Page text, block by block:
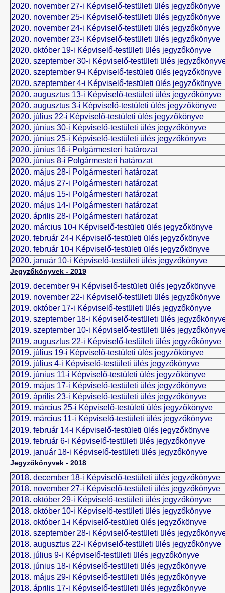
2020. november 27-i Képviselő-testületi ülés jegyzőkönyve
2020. november 25-i Képviselő-testületi ülés jegyzőkönyve
2020. november 24-i Képviselő-testületi ülés jegyzőkönyve
2020. november 23-i Képviselő-testületi ülés jegyzőkönyve
2020. október 19-i Képviselő-testületi ülés jegyzőkönyve
2020. szeptember 30-i Képviselő-testületi ülés
2020. szeptember 9-i Képviselő-testületi ülés jegyzőkönyve
2020. szeptember 4-i Képviselő-testületi ülés jegyzőkönyve
2020. augusztus 13-i Képviselő-testületi ülés jegyzőkönyve
2020. augusztus 3-i Képviselő-testületi ülés jegyzőkönyve
2020. július 22-i Képviselő-testületi ülés jegyzőkönyve
2020. június 30-i Képviselő-testületi ülés jegyzőkönyve
2020. június 25-i Képviselő-testületi ülés jegyzőkönyve
2020. június 16-i Polgármesteri határozat
2020. június 8-i Polgármesteri határozat
2020. május 28-i Polgármesteri határozat
2020. május 27-i Polgármesteri határozat
2020. május 15-i Polgármesteri határozat
2020. május 14-i Polgármesteri határozat
2020. április 28-i Polgármesteri határozat
2020. március 10-i Képviselő-testületi ülés jegyzőkönyve
2020. február 24-i Képviselő-testületi ülés jegyzőkönyve
2020. február 10-i Képviselő-testületi ülés jegyzőkönyve
2020. január 10-i Képviselő-testületi ülés jegyzőkönyve
Jegyzőkönyvek - 2019
2019. december 9-i Képviselő-testületi ülés jegyzőkönyve
2019. november 22-i Képviselő-testületi ülés jegyzőkönyve
2019. október 17-i Képviselő-testületi ülés jegyzőkönyve
2019. szeptember 18-i Képviselő-testületi ülés
2019. szeptember 10-i Képviselő-testületi ülés
2019. augusztus 22-i Képviselő-testületi ülés jegyzőkönyve
2019. július 19-i Képviselő-testületi ülés jegyzőkönyve
2019. július 4-i Képviselő-testületi ülés jegyzőkönyve
2019. június 11-i Képviselő-testületi ülés jegyzőkönyve
2019. május 17-i Képviselő-testületi ülés jegyzőkönyve
2019. április 23-i Képviselő-testületi ülés jegyzőkönyve
2019. március 25-i Képviselő-testületi ülés jegyzőkönyve
2019. március 11-i Képviselő-testületi ülés jegyzőkönyve
2019. február 14-i Képviselő-testületi ülés jegyzőkönyve
2019. február 6-i Képviselő-testületi ülés jegyzőkönyve
2019. január 18-i Képviselő-testületi ülés jegyzőkönyve
Jegyzőkönyvek - 2018
2018. december 18-i Képviselő-testületi ülés jegyzőkönyve
2018. november 27-i Képviselő-testületi ülés jegyzőkönyve
2018. október 29-i Képviselő-testületi ülés jegyzőkönyve
2018. október 10-i Képviselő-testületi ülés jegyzőkönyve
2018. október 1-i Képviselő-testületi ülés jegyzőkönyve
2018. szeptember 28-i Képviselő-testületi ülés
2018. augusztus 22-i Képviselő-testületi ülés jegyzőkönyve
2018. július 9-i Képviselő-testületi ülés jegyzőkönyve
2018. június 18-i Képviselő-testületi ülés jegyzőkönyve
2018. május 29-i Képviselő-testületi ülés jegyzőkönyve
2018. április 17-i Képviselő-testületi ülés jegyzőkönyve